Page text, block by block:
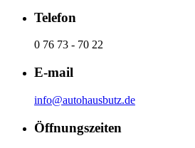
Telefon
0 76 73 - 70 22
E-mail
info@autohausbutz.de
Öffnungszeiten